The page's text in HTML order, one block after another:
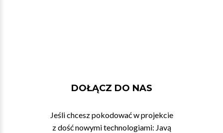
DOŁĄCZ DO NAS
Jeśli chcesz pokodować w projekcie
z dość nowymi technologiami: Javą